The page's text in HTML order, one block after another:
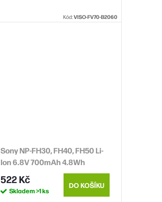
Kód:VISO-FV70-B2060
Sony NP-FH30, FH40, FH50 Li-
Ion 6.8V 700mAh 4.8Wh
522 Kč
Skladem>1 ks
DO KOŠÍKU